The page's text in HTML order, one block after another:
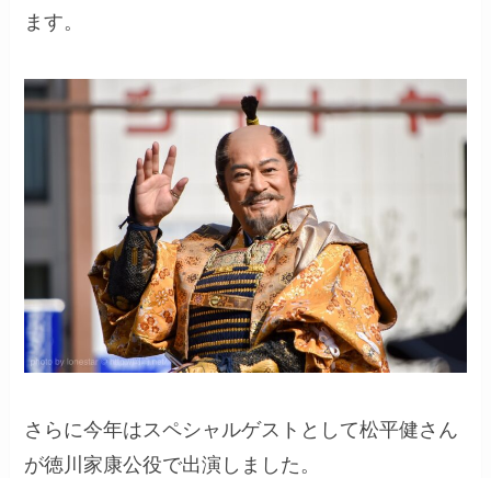
ます。
さらに今年はスペシャルゲストとして松平健さん
が徳川家康公役で出演しました。